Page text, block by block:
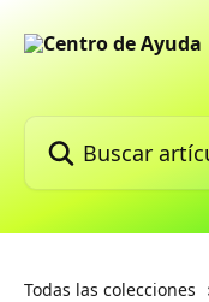
Todas las colecciones